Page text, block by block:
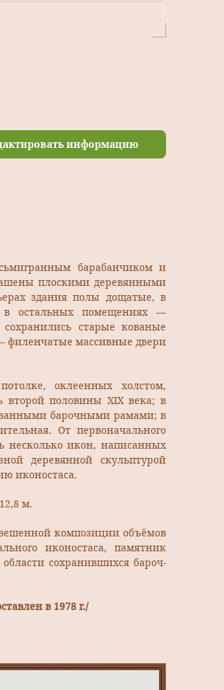
информацию
барабанчиком и
плоскими деревянными
здания полы дощатые, в
в остальных помещениях —
старые кованые
филенчатые массивные двери
оклеенных холстом,
второй половины XIX века; в
барочными рамами; в
От первоначального
несколько икон, написанных
деревянной скульптурой
иконостаса.
м.
композиции объёмов
иконостаса, памятник
сохранившихся бароч­
в 1978 г./